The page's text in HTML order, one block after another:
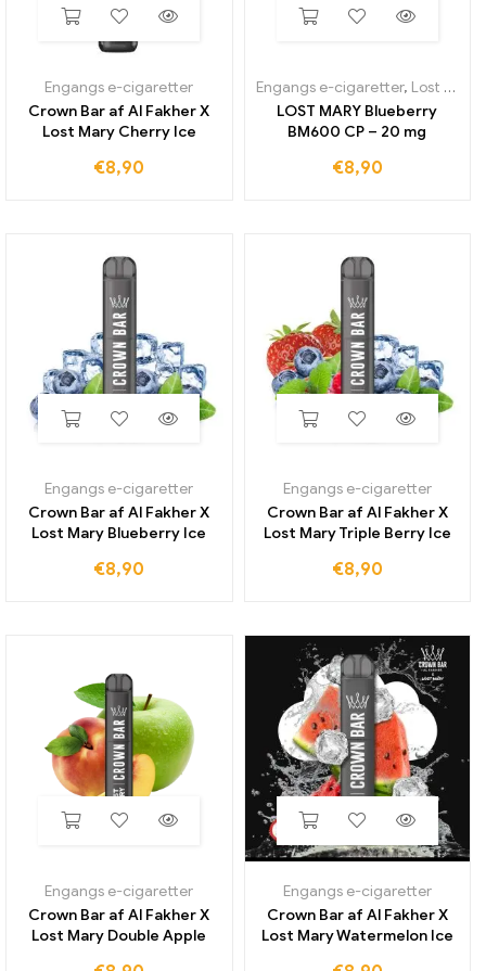
Engangs e-cigaretter
Crown Bar af Al Fakher X
Lost Mary Cherry Ice
€8,90
Engangs e-cigaretter, Lost Mary BM600
LOST MARY Blueberry
BM600 CP – 20 mg
€8,90
Engangs e-cigaretter
Crown Bar af Al Fakher X
Lost Mary Blueberry Ice
€8,90
Engangs e-cigaretter
Crown Bar af Al Fakher X
Lost Mary Triple Berry Ice
€8,90
Engangs e-cigaretter
Crown Bar af Al Fakher X
Lost Mary Double Apple
Engangs e-cigaretter
Crown Bar af Al Fakher X
Lost Mary Watermelon Ice